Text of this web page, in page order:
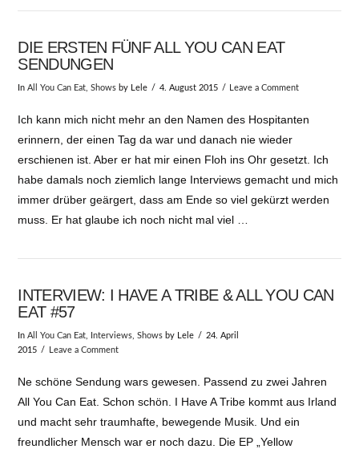
DIE ERSTEN FÜNF ALL YOU CAN EAT
SENDUNGEN
InAll You Can Eat,Shows by Lele 4. August 2015 Leave a Comment
Ich kann mich nicht mehr an den Namen des Hospitanten
erinnern, der einen Tag da war und danach nie wieder
erschienen ist. Aber er hat mir einen Floh ins Ohr gesetzt. Ich
habe damals noch ziemlich lange Interviews gemacht und mich
immer drüber geärgert, dass am Ende so viel gekürzt werden
muss. Er hat glaube ich noch nicht mal viel …
INTERVIEW: I HAVE A TRIBE & ALL YOU CAN
EAT #57
InAll You Can Eat, Interviews,Shows by Lele
24. April
2015
Leave a Comment
Ne schöne Sendung wars gewesen. Passend zu zwei Jahren
All You Can Eat. Schon schön. I Have A Tribe kommt aus Irland
und macht sehr traumhafte, bewegende Musik. Und ein
freundlicher Mensch war er noch dazu. Die EP „Yellow